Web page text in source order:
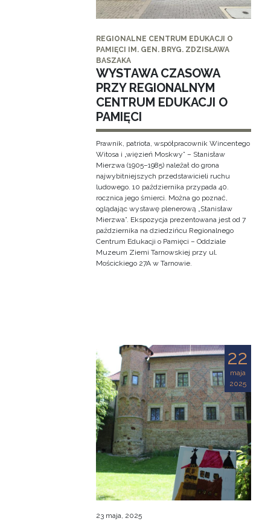
REGIONALNE CENTRUM EDUKACJI O
PAMIĘCI IM. GEN. BRYG. ZDZISŁAWA
BASZAKA
WYSTAWA CZASOWA
PRZY REGIONALNYM
CENTRUM EDUKACJI O
PAMIĘCI
Prawnik, patriota, współpracownik Wincentego
Witosa i „więzień Moskwy” – Stanisław
Mierzwa (1905–1985) należał do grona
najwybitniejszych przedstawicieli ruchu
ludowego. 10 października przypada 40.
rocznica jego śmierci. Można go poznać,
oglądając wystawę plenerową „Stanisław
Mierzwa”. Ekspozycja prezentowana jest od 7
października na dziedzińcu Regionalnego
Centrum Edukacji o Pamięci – Oddziale
Muzeum Ziemi Tarnowskiej przy ul.
Mościckiego 27A w Tarnowie.
22
maja
2025
23 maja, 2025